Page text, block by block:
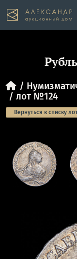
лот №124
Вернуться к списку